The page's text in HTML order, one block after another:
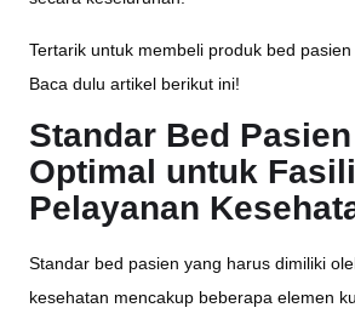
Tertarik untuk membeli produk bed
Baca dulu artikel berikut ini!
Standar Bed
Optimal untuk
Pelayanan
Standar bed pasien yang harus dimiliki
kesehatan mencakup beberapa elemen